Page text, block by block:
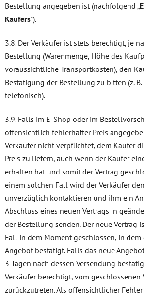
Bestellung angegeben ist (nachfolgend „
Käufers").
3.8. Der Verkäufer ist stets berechtigt, je
Bestellung (Warenmenge, Höhe des
voraussichtliche Transportkosten), den
Bestätigung der Bestellung zu bitten (z.
telefonisch).
3.9. Falls im E-Shop oder im
offensichtlich fehlerhafter Preis
Verkäufer nicht verpflichtet, dem Käufer
Preis zu liefern, auch wenn der Käufer
erhalten hat und somit der Vertrag
einem solchen Fall wird der Verkäufer
unverzüglich kontaktieren und ihm ein
Abschluss eines neuen Vertrags in
der Bestellung senden. Der neue Vertrag
Fall in dem Moment geschlossen, in dem
Angebot bestätigt. Falls das neue
3 Tagen nach dessen Versendung
Verkäufer berechtigt, vom geschlossenen
zurückzutreten. Als offensichtlicher